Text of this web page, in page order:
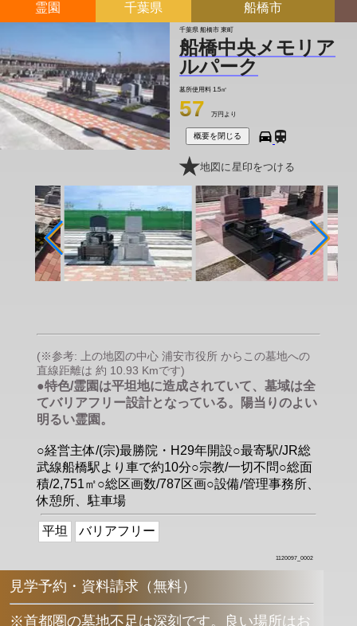
霊園 千葉県 船橋市
千葉県 船橋市 東町
船橋中央メモリア
ルパーク
墓所使用料 1.5㎡
57 万円より
概要を閉じる
地図に星印をつける
(※参考: 上の地図の中心 浦安市役所 からこの墓地への
直線距離は 約 10.93 Kmです)
●特色/霊園は平坦地に造成されていて、墓域は全
てバリアフリー設計となっている。陽当りのよい
明るい霊園。
○経営主体/(宗)最勝院・H29年開設○最寄駅/JR総
武線船橋駅より車で約10分○宗教/一切不問○総面
積/2,751㎡○総区画数/787区画○設備/管理事務所、
休憩所、駐車場
平坦 バリアフリー
1120097_0002
見学予約・資料請求（無料）
※首都圏の墓地不足は深刻です。良い場所はお